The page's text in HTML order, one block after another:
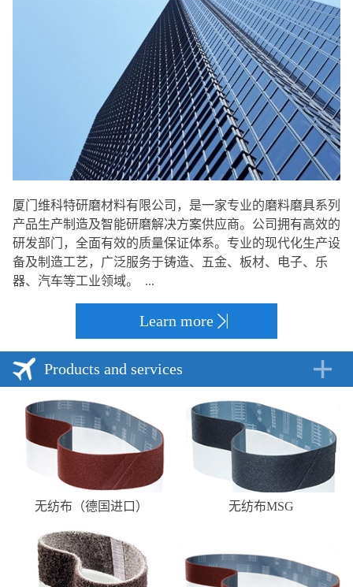
厦门维科特研磨材料有限公司，是一家专业的磨料磨具系列
产品生产制造及智能研磨解决方案供应商。公司拥有高效的
研发部门，全面有效的质量保证体系。专业的现代化生产设
备及制造工艺，广泛服务于铸造、五金、板材、电子、乐
器、汽车等工业领域。 ...
Learn more
Products and services
无纺布（德国进口） 无纺布MSG